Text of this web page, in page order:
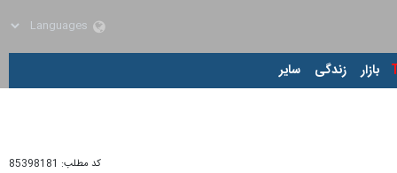
زندگی سایر
کد مطلب: 85398181